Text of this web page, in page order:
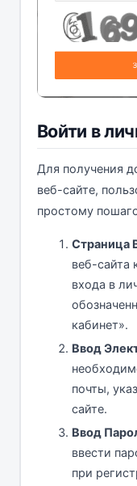
Войти в
Для получения
веб-сайте,
простому
Страница
веб-сайта
входа в
кабинет».
Ввод
почты,
сайте.
Ввод
ввести
при